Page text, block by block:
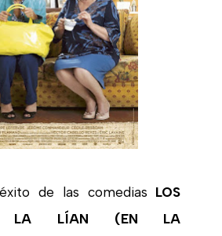
de las comedias LOS
LA LÍAN (EN LA